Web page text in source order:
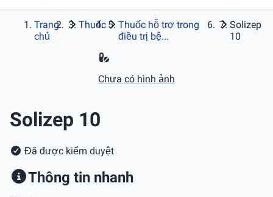
Trang
chủ
Thuốc
Thuốc hỗ trợ trong
điều trị bệ...
Solizep
10
Chưa có hình ảnh
Solizep 10
Đã được kiểm duyệt
Thông tin nhanh